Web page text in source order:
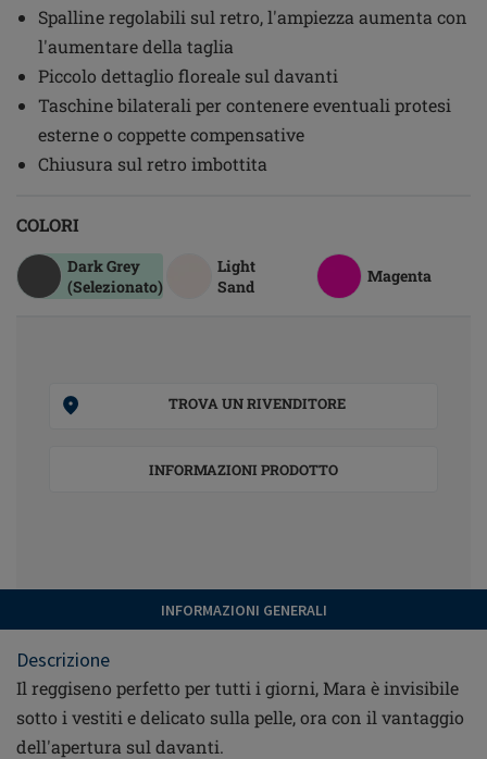
Spalline regolabili sul retro, l'ampiezza aumenta con
l'aumentare della taglia
Piccolo dettaglio floreale sul davanti
Taschine bilaterali per contenere eventuali protesi
esterne o coppette compensative
Chiusura sul retro imbottita
COLORI
Dark Grey
(Selezionato)
Light
Sand
Magenta
TROVA UN RIVENDITORE
INFORMAZIONI PRODOTTO
INFORMAZIONI GENERALI
Descrizione
Il reggiseno perfetto per tutti i giorni, Mara è invisibile
sotto i vestiti e delicato sulla pelle, ora con il vantaggio
dell'apertura sul davanti.